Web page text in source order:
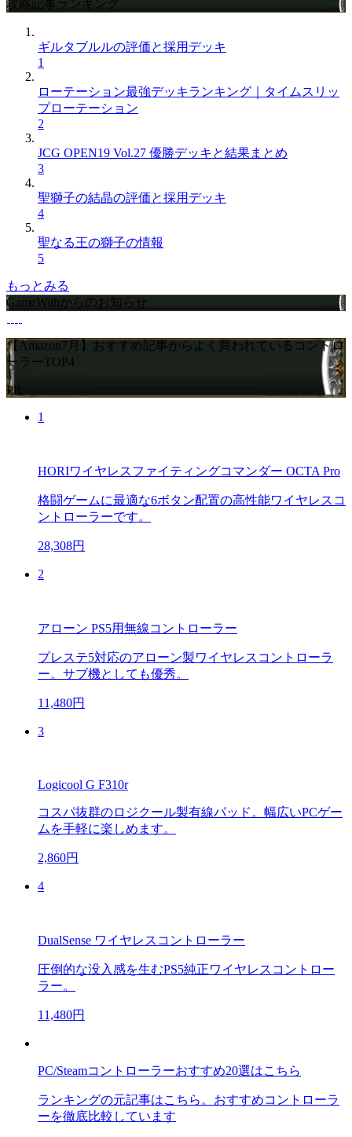
攻略記事ランキング
ギルタブルルの評価と採用デッキ
1
ローテーション最強デッキランキング｜タイムスリッ
プローテーション
2
JCG OPEN19 Vol.27 優勝デッキと結果まとめ
3
聖獅子の結晶の評価と採用デッキ
4
聖なる王の獅子の情報
5
もっとみる
GameWithからのお知らせ
【Amazon7月】おすすめ記事からよく買われているコントロ
ーラーTOP4
PR
1
HORIワイヤレスファイティングコマンダー OCTA Pro
格闘ゲームに最適な6ボタン配置の高性能ワイヤレスコ
ントローラーです。
28,308円
2
アローン PS5用無線コントローラー
プレステ5対応のアローン製ワイヤレスコントローラ
ー。サブ機としても優秀。
11,480円
3
Logicool G F310r
コスパ抜群のロジクール製有線パッド。幅広いPCゲー
ムを手軽に楽しめます。
2,860円
4
DualSense ワイヤレスコントローラー
圧倒的な没入感を生むPS5純正ワイヤレスコントロー
ラー。
11,480円
PC/Steamコントローラーおすすめ20選はこちら
ランキングの元記事はこちら。おすすめコントローラ
ーを徹底比較しています